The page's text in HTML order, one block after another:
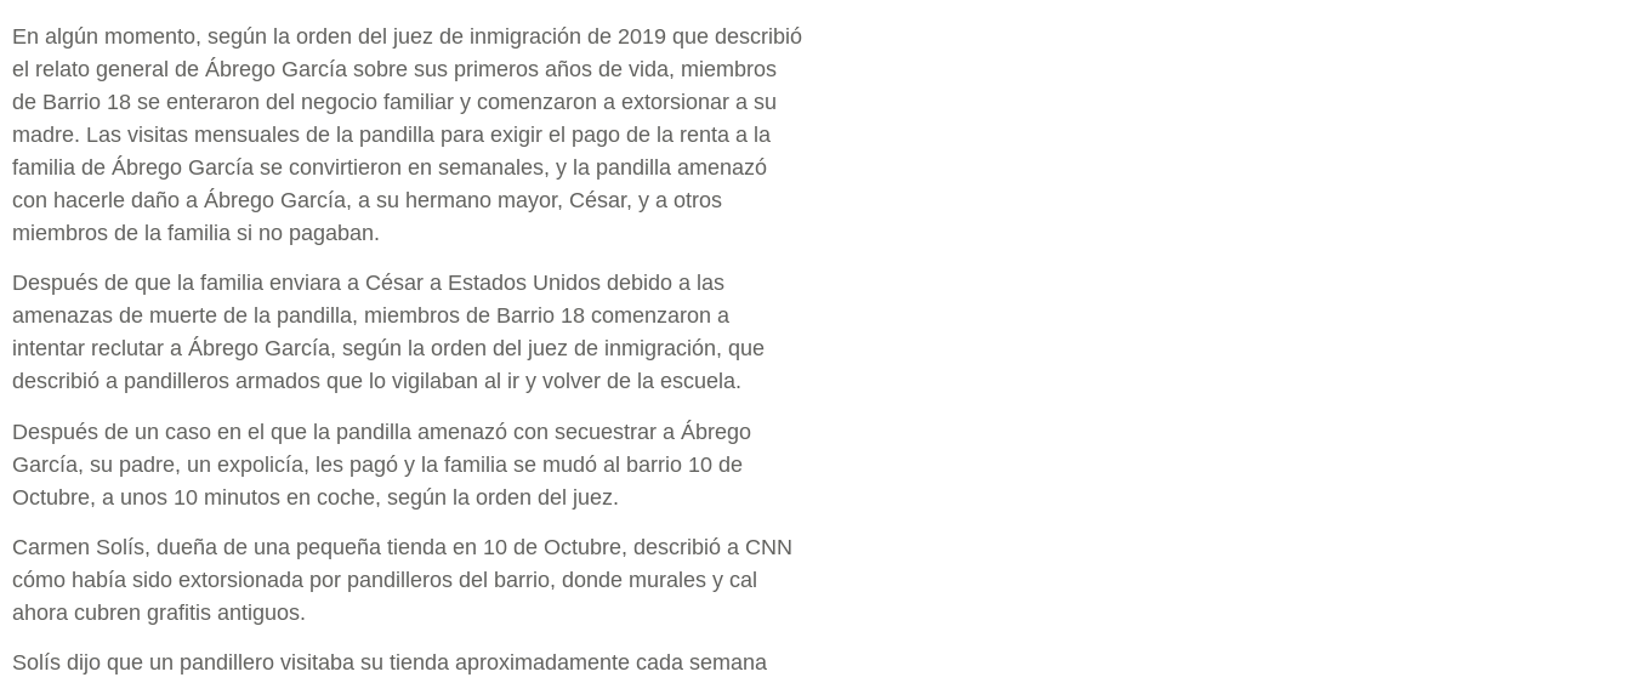
En algún momento, según la orden del juez de inmigración de 2019 que describió
el relato general de Ábrego García sobre sus primeros años de vida, miembros
de Barrio 18 se enteraron del negocio familiar y comenzaron a extorsionar a su
madre. Las visitas mensuales de la pandilla para exigir el pago de la renta a la
familia de Ábrego García se convirtieron en semanales, y la pandilla amenazó
con hacerle daño a Ábrego García, a su hermano mayor, César, y a otros
miembros de la familia si no pagaban.
Después de que la familia enviara a César a Estados Unidos debido a las
amenazas de muerte de la pandilla, miembros de Barrio 18 comenzaron a
intentar reclutar a Ábrego García, según la orden del juez de inmigración, que
describió a pandilleros armados que lo vigilaban al ir y volver de la escuela.
Después de un caso en el que la pandilla amenazó con secuestrar a Ábrego
García, su padre, un expolicía, les pagó y la familia se mudó al barrio 10 de
Octubre, a unos 10 minutos en coche, según la orden del juez.
Carmen Solís, dueña de una pequeña tienda en 10 de Octubre, describió a CNN
cómo había sido extorsionada por pandilleros del barrio, donde murales y cal
ahora cubren grafitis antiguos.
Solís dijo que un pandillero visitaba su tienda aproximadamente cada semana